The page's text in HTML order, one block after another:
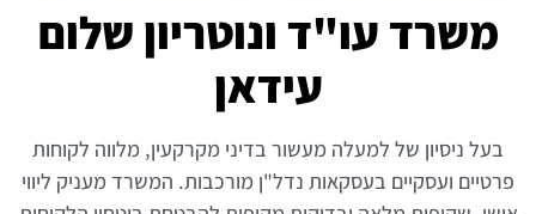
משרד עו"ד ונוטריון שלום
עידאן
בעל ניסיון של למעלה מעשור בדיני מקרקעין, מלווה לקוחות
פרטיים ועסקיים בעסקאות נדל"ן מורכבות. המשרד מעניק ליווי